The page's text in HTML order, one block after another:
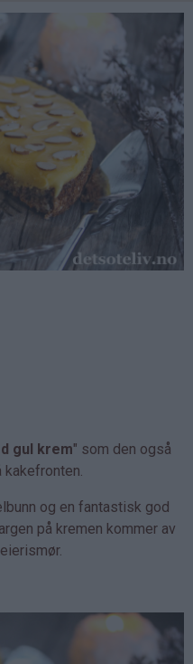
gul krem" som den også
og en fantastisk god
på kremen kommer av